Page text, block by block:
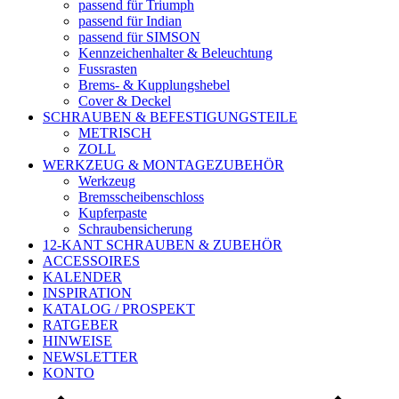
passend für Triumph
passend für Indian
passend für SIMSON
Kennzeichenhalter & Beleuchtung
Fussrasten
Brems- & Kupplungshebel
Cover & Deckel
SCHRAUBEN & BEFESTIGUNGSTEILE
METRISCH
ZOLL
WERKZEUG & MONTAGEZUBEHÖR
Werkzeug
Bremsscheibenschloss
Kupferpaste
Schraubensicherung
12-KANT SCHRAUBEN & ZUBEHÖR
ACCESSOIRES
KALENDER
INSPIRATION
KATALOG / PROSPEKT
RATGEBER
HINWEISE
NEWSLETTER
KONTO